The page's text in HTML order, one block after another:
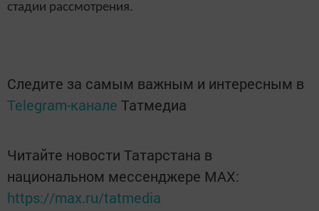
стадии рассмотрения.
Следите за самым важным и интересным в
Telegram-канале Татмедиа
Читайте новости Татарстана в
национальном мессенджере MАХ:
https://max.ru/tatmedia